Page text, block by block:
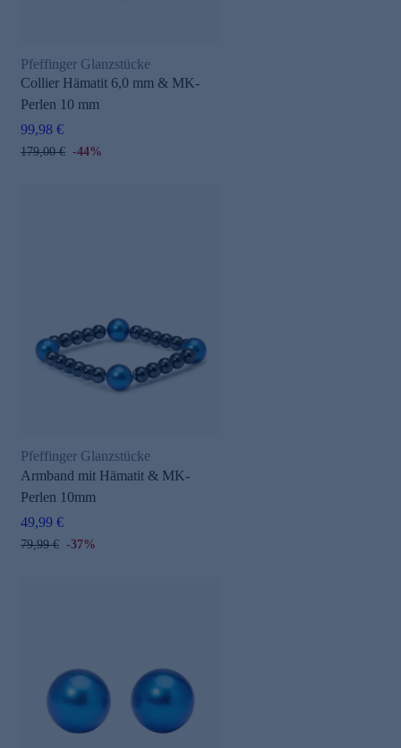
Pfeffinger Glanzstücke
Collier Hämatit 6,0 mm & MK-
Perlen 10 mm
99,98 €
179,00 € -44%
Pfeffinger Glanzstücke
Armband mit Hämatit & MK-
Perlen 10mm
49,99 €
79,99 € -37%